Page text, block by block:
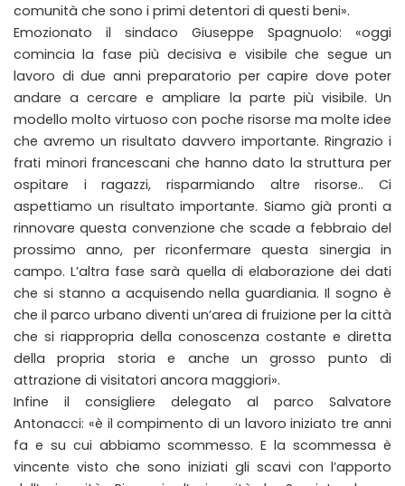
comunità che sono i primi detentori di questi beni».
Emozionato il sindaco Giuseppe Spagnuolo: «oggi
comincia la fase più decisiva e visibile che segue un
lavoro di due anni preparatorio per capire dove poter
andare a cercare e ampliare la parte più visibile. Un
modello molto virtuoso con poche risorse ma molte idee
che avremo un risultato davvero importante. Ringrazio i
frati minori francescani che hanno dato la struttura per
ospitare i ragazzi, risparmiando altre risorse.. Ci
aspettiamo un risultato importante. Siamo già pronti a
rinnovare questa convenzione che scade a febbraio del
prossimo anno, per riconfermare questa sinergia in
campo. L’altra fase sarà quella di elaborazione dei dati
che si stanno a acquisendo nella guardiania. Il sogno è
che il parco urbano diventi un’area di fruizione per la città
che si riappropria della conoscenza costante e diretta
della propria storia e anche un grosso punto di
attrazione di visitatori ancora maggiori».
Infine il consigliere delegato al parco Salvatore
Antonacci: «è il compimento di un lavoro iniziato tre anni
fa e su cui abbiamo scommesso. E la scommessa è
vincente visto che sono iniziati gli scavi con l’apporto